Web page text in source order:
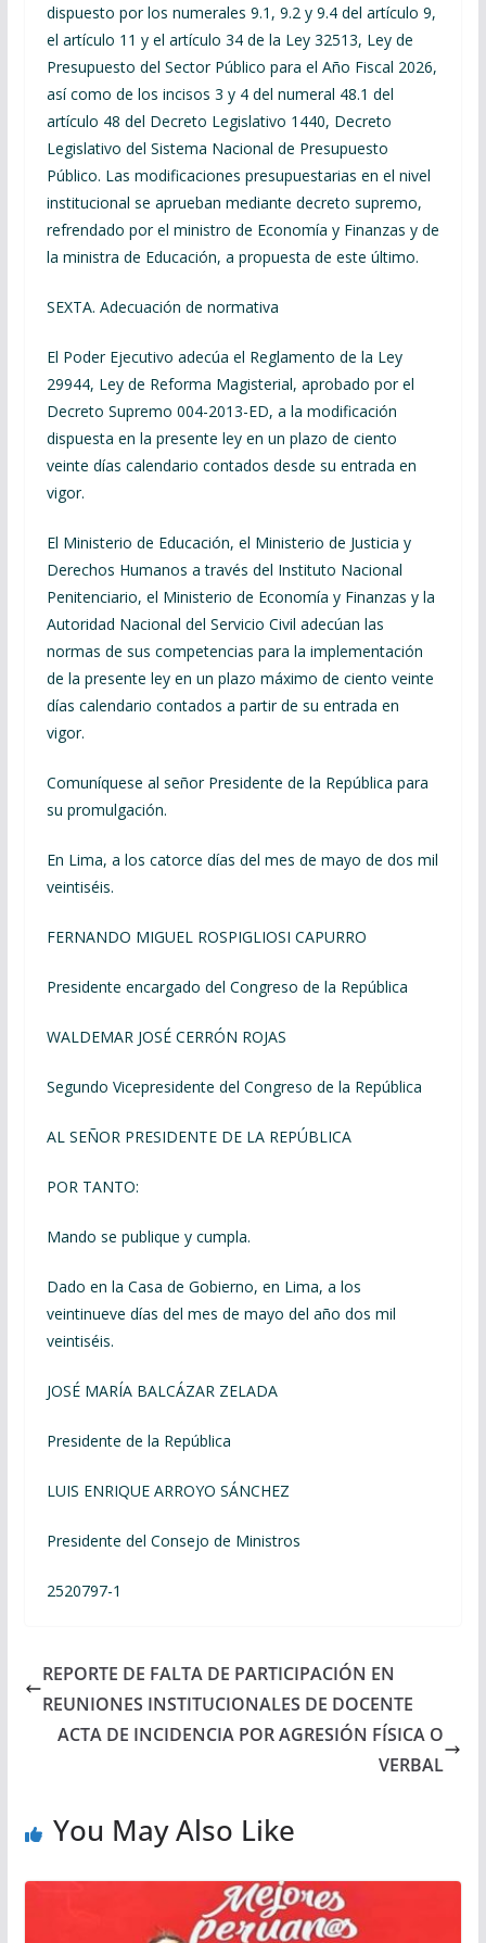
dispuesto por los numerales 9.1, 9.2 y 9.4 del artículo 9,
el artículo 11 y el artículo 34 de la Ley 32513, Ley de
Presupuesto del Sector Público para el Año Fiscal 2026,
así como de los incisos 3 y 4 del numeral 48.1 del
artículo 48 del Decreto Legislativo 1440, Decreto
Legislativo del Sistema Nacional de Presupuesto
Público. Las modificaciones presupuestarias en el nivel
institucional se aprueban mediante decreto supremo,
refrendado por el ministro de Economía y Finanzas y de
la ministra de Educación, a propuesta de este último.
SEXTA. Adecuación de normativa
El Poder Ejecutivo adecúa el Reglamento de la Ley
29944, Ley de Reforma Magisterial, aprobado por el
Decreto Supremo 004-2013-ED, a la modificación
dispuesta en la presente ley en un plazo de ciento
veinte días calendario contados desde su entrada en
vigor.
El Ministerio de Educación, el Ministerio de Justicia y
Derechos Humanos a través del Instituto Nacional
Penitenciario, el Ministerio de Economía y Finanzas y la
Autoridad Nacional del Servicio Civil adecúan las
normas de sus competencias para la implementación
de la presente ley en un plazo máximo de ciento veinte
días calendario contados a partir de su entrada en
vigor.
Comuníquese al señor Presidente de la República para
su promulgación.
En Lima, a los catorce días del mes de mayo de dos mil
veintiséis.
FERNANDO MIGUEL ROSPIGLIOSI CAPURRO
Presidente encargado del Congreso de la República
WALDEMAR JOSÉ CERRÓN ROJAS
Segundo Vicepresidente del Congreso de la República
AL SEÑOR PRESIDENTE DE LA REPÚBLICA
POR TANTO:
Mando se publique y cumpla.
Dado en la Casa de Gobierno, en Lima, a los
veintinueve días del mes de mayo del año dos mil
veintiséis.
JOSÉ MARÍA BALCÁZAR ZELADA
Presidente de la República
LUIS ENRIQUE ARROYO SÁNCHEZ
Presidente del Consejo de Ministros
2520797-1
REPORTE DE FALTA DE PARTICIPACIÓN EN
REUNIONES INSTITUCIONALES DE DOCENTE
ACTA DE INCIDENCIA POR AGRESIÓN FÍSICA O
VERBAL
You May Also Like